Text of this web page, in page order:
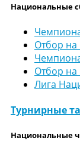
Национальные
Отбор
Отбор на
Лига
Турнирные
Национальные